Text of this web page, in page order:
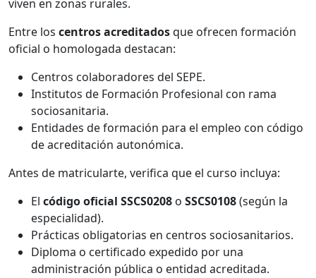
viven en zonas rurales.
Entre los centros acreditadosque ofrecen formación
oficial o homologada destacan:
Centros colaboradores del SEPE.
Institutos de Formación Profesional con rama
sociosanitaria.
Entidades de formación para el empleo con código
de acreditación autonómica.
Antes de matricularte, verifica que el curso incluya:
El código oficial SSCS0208 o SSCS0108(según la
especialidad).
Prácticas obligatorias en centros sociosanitarios.
Diploma o certificado expedido por una
administración pública o entidad acreditada.